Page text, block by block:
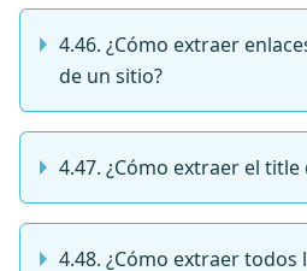
4.46. ¿Cómo extraer
de un sitio?
4.47. ¿Cómo extraer el
4.48. ¿Cómo extraer todos